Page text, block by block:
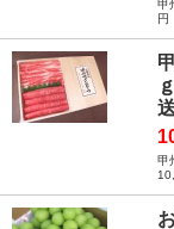
甲
円
甲